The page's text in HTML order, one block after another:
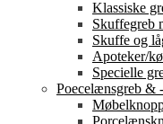
Klassiske
Skuffegreb
Skuffe og
Apoteker/
Specielle
Poecelænsgreb &